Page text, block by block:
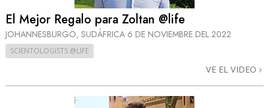
El Mejor Regalo para Zoltan @life
JOHANNESBURGO, SUDÁFRICA 6 DE NOVIEMBRE DEL 2022
SCIENTOLOGISTS @LIFE
VE EL VIDEO